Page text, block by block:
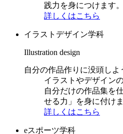
践力を身につけます。
詳しくはこちら
イラストデザイン学科
Illustration design
自分の作品作りに没頭しよ
イラストやデザイン
自分だけの作品集を
せる力」を身に付けま
詳しくはこちら
eスポーツ学科